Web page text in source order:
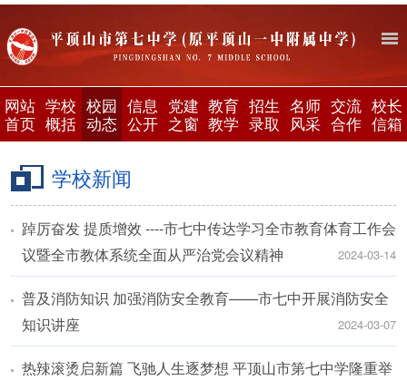
网站
首页
学校
概括
校园
动态
信息
公开
党建
之窗
教育
教学
招生
录取
名师
风采
交流
合作
校长
信箱
学校新闻
踔厉奋发 提质增效 ----市七中传达学习全市教育体育工作会
议暨全市教体系统全面从严治党会议精神
2024-03-14
普及消防知识 加强消防安全教育——市七中开展消防安全
知识讲座
2024-03-07
热辣滚烫启新篇 飞驰人生逐梦想 平顶山市第七中学隆重举